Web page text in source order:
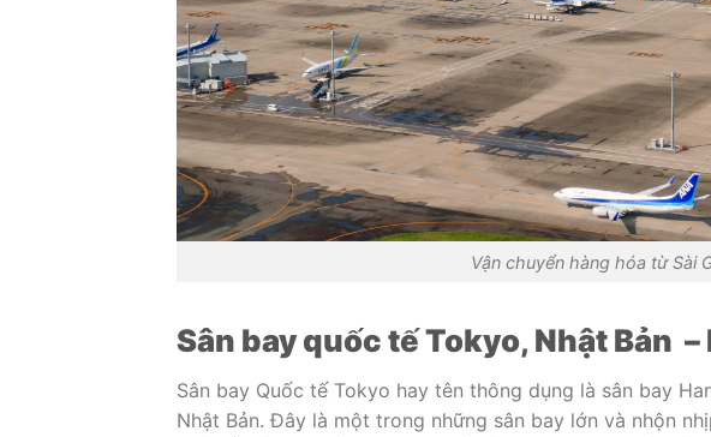
Vận chuyển hàng hóa từ Sài
Sân bay quốc tế Tokyo, Nhật Bản –
Sân bay Quốc tế Tokyo hay tên thông dụng là sân bay
Nhật Bản. Đây là một trong những sân bay lớn và nhộn